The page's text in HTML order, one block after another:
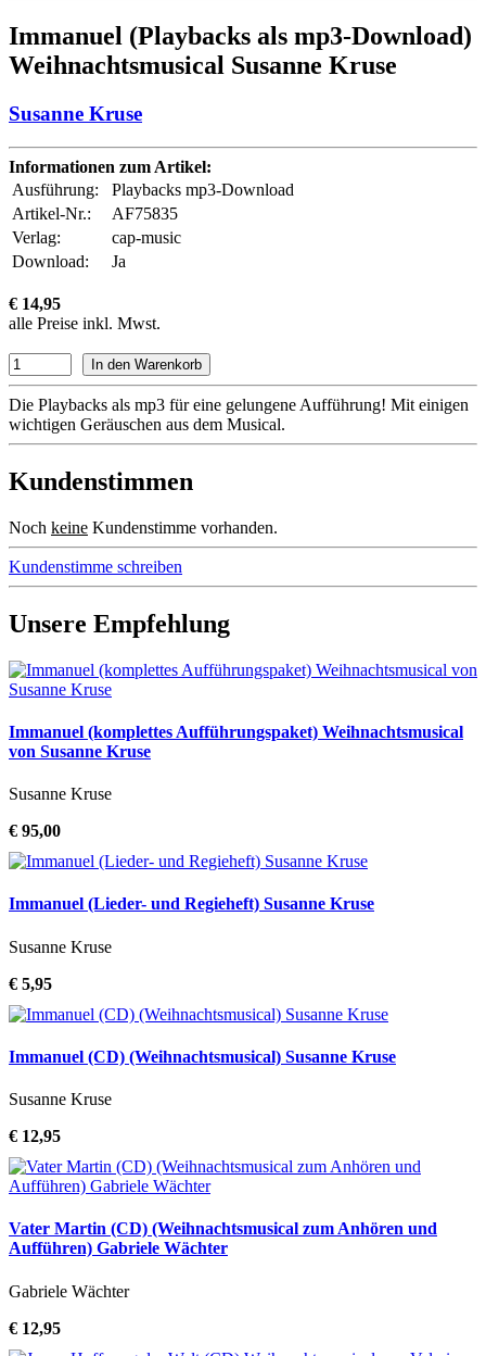
Immanuel (Playbacks als mp3-Download)
Weihnachtsmusical Susanne Kruse
Susanne Kruse
Informationen zum Artikel:
Ausführung:
Playbacks mp3-Download
Artikel-Nr.:
AF75835
Verlag:
cap-music
Download:
Ja
€ 14,95
alle Preise inkl. Mwst.
Die Playbacks als mp3 für eine gelungene Aufführung! Mit einigen
wichtigen Geräuschen aus dem Musical.
Kundenstimmen
Noch keine Kundenstimme vorhanden.
Kundenstimme schreiben
Unsere Empfehlung
Immanuel (komplettes Aufführungspaket) Weihnachtsmusical
von Susanne Kruse
Susanne Kruse
€ 95,00
Immanuel (Lieder- und Regieheft) Susanne Kruse
Susanne Kruse
€ 5,95
Immanuel (CD) (Weihnachtsmusical) Susanne Kruse
Susanne Kruse
€ 12,95
Vater Martin (CD) (Weihnachtsmusical zum Anhören und
Aufführen) Gabriele Wächter
Gabriele Wächter
€ 12,95